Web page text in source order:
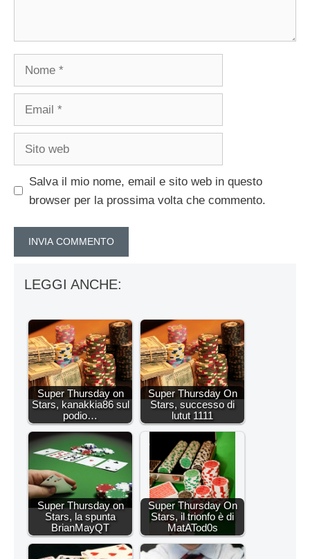
Salva il mio nome, email e sito web in questo
browser per la prossima volta che commento.
LEGGI ANCHE:
Super Thursday on
Stars, kanakkia86 sul
podio…
Super Thursday On
Stars, successo di
lutut 1111
Super Thursday on
Stars, la spunta
BrianMayQT
Super Thursday On
Stars, il trionfo è di
MatATod0s